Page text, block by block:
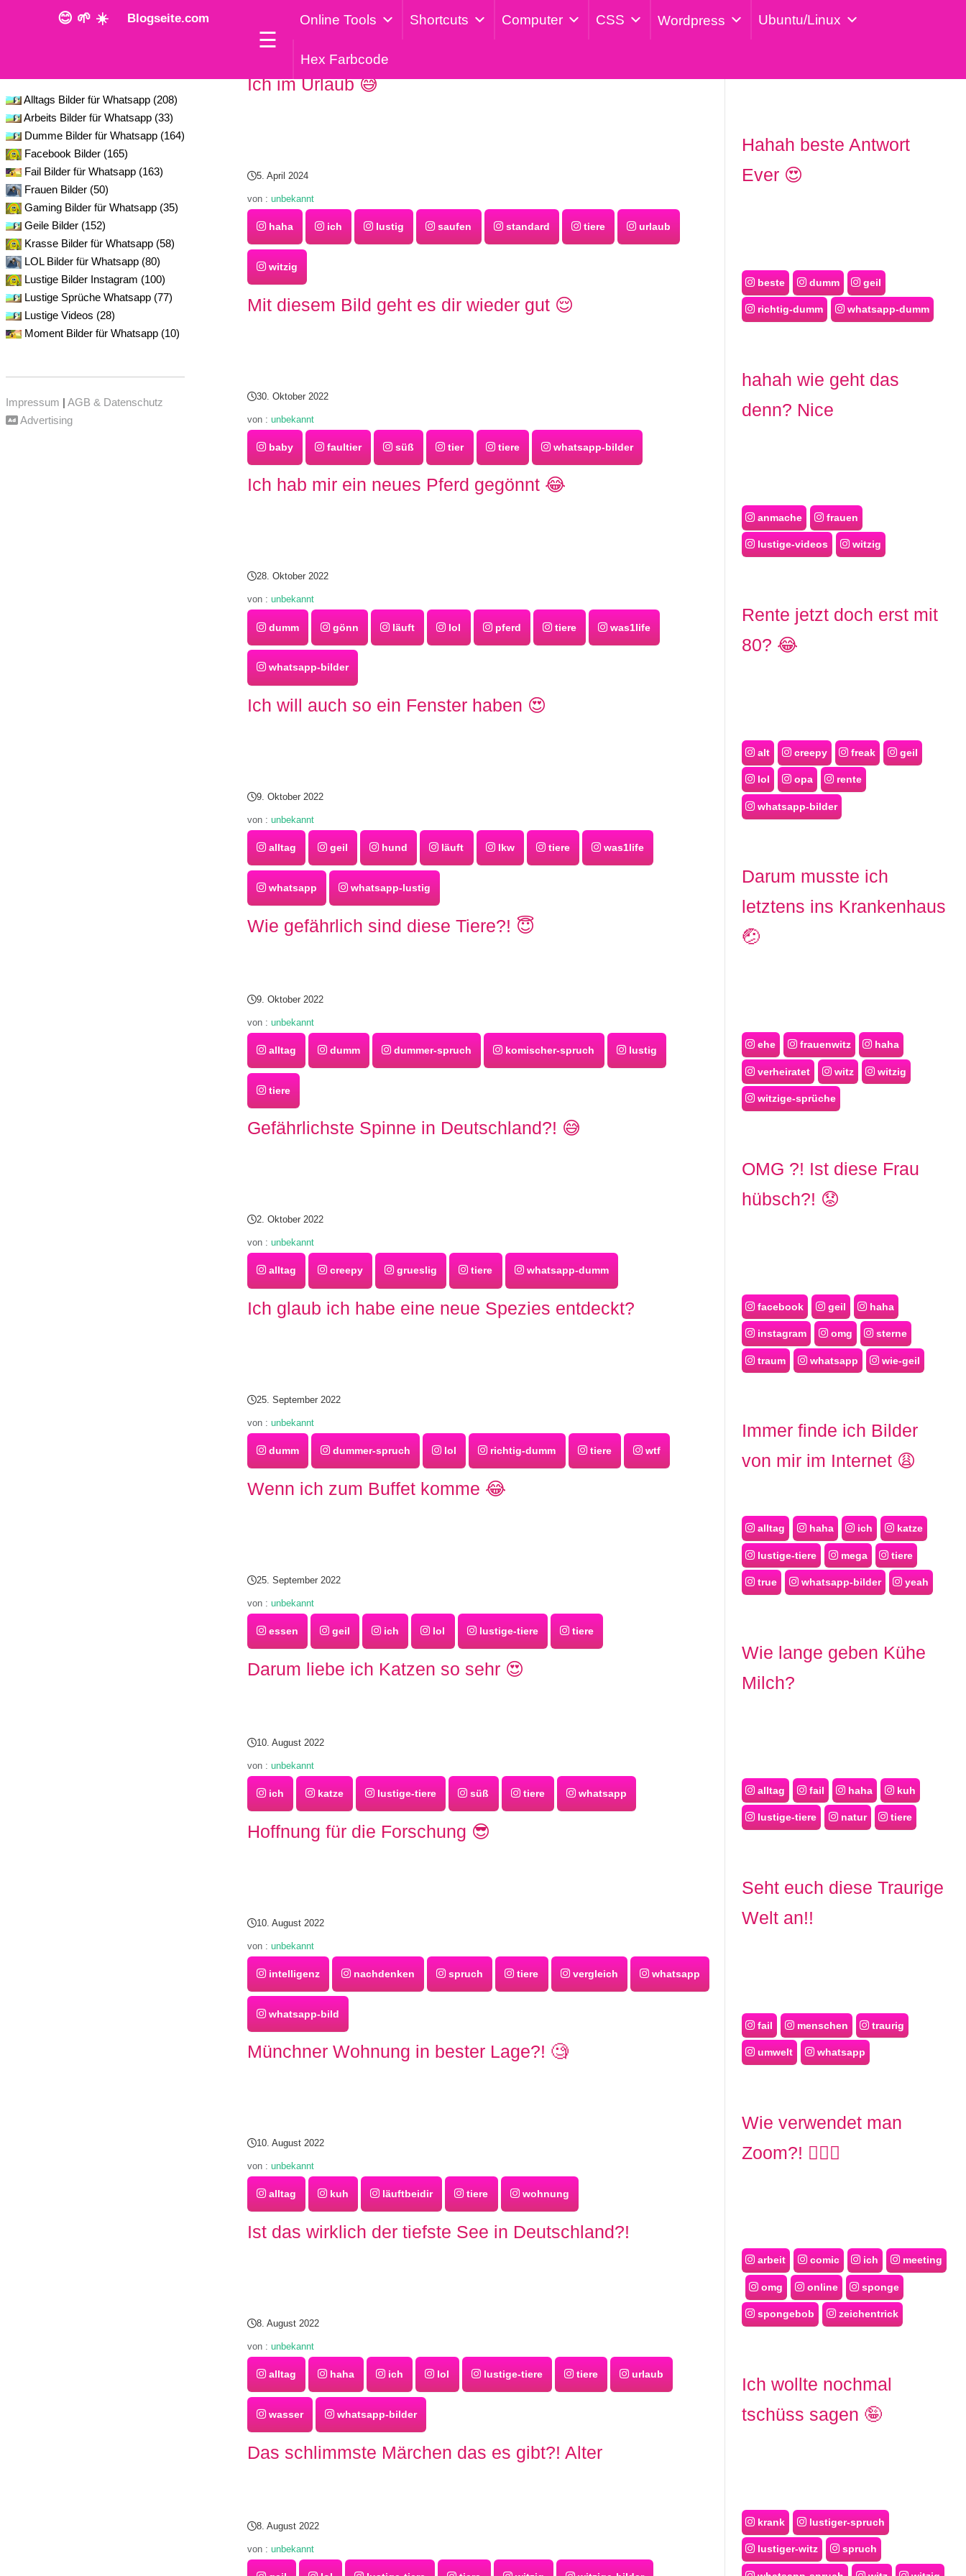
😊 🌱 ☀️ Blogseite.com
☰
Online Tools Shortcuts Computer CSS Wordpress Ubuntu/Linux
Hex Farbcode
Alltags Bilder für Whatsapp (208)
Arbeits Bilder für Whatsapp (33)
Dumme Bilder für Whatsapp (164)
Facebook Bilder (165)
Fail Bilder für Whatsapp (163)
Frauen Bilder (50)
Gaming Bilder für Whatsapp (35)
Geile Bilder (152)
Krasse Bilder für Whatsapp (58)
LOL Bilder für Whatsapp (80)
Lustige Bilder Instagram (100)
Lustige Sprüche Whatsapp (77)
Lustige Videos (28)
Moment Bilder für Whatsapp (10)
Impressum | AGB & Datenschutz
Advertising
Ich im Urlaub 😅
5. April 2024
von : unbekannt
haha ich lustig saufen standard tiere urlaub
witzig
Mit diesem Bild geht es dir wieder gut 😌
30. Oktober 2022
von : unbekannt
baby faultier süß tier tiere whatsapp-bilder
Ich hab mir ein neues Pferd gegönnt 😂
28. Oktober 2022
von : unbekannt
dumm gönn läuft lol pferd tiere was1life
whatsapp-bilder
Ich will auch so ein Fenster haben 😍
9. Oktober 2022
von : unbekannt
alltag geil hund läuft lkw tiere was1life
whatsapp whatsapp-lustig
Wie gefährlich sind diese Tiere?! 😇
9. Oktober 2022
von : unbekannt
alltag dumm dummer-spruch komischer-spruch lustig
tiere
Gefährlichste Spinne in Deutschland?! 😅
2. Oktober 2022
von : unbekannt
alltag creepy grueslig tiere whatsapp-dumm
Ich glaub ich habe eine neue Spezies entdeckt?
25. September 2022
von : unbekannt
dumm dummer-spruch lol richtig-dumm tiere wtf
Wenn ich zum Buffet komme 😂
25. September 2022
von : unbekannt
essen geil ich lol lustige-tiere tiere
Darum liebe ich Katzen so sehr 😍
10. August 2022
von : unbekannt
ich katze lustige-tiere süß tiere whatsapp
Hoffnung für die Forschung 😎
10. August 2022
von : unbekannt
intelligenz nachdenken spruch tiere vergleich whatsapp
whatsapp-bild
Münchner Wohnung in bester Lage?! 🧐
10. August 2022
von : unbekannt
alltag kuh läuftbeidir tiere wohnung
Ist das wirklich der tiefste See in Deutschland?!
8. August 2022
von : unbekannt
alltag haha ich lol lustige-tiere tiere urlaub
wasser whatsapp-bilder
Das schlimmste Märchen das es gibt?! Alter
8. August 2022
von : unbekannt
Hahah beste Antwort
Ever 😍
beste dumm geil
richtig-dumm whatsapp-dumm
hahah wie geht das
denn? Nice
anmache frauen
lustige-videos witzig
Rente jetzt doch erst mit
80? 😂
alt creepy freak geil
lol opa rente
whatsapp-bilder
Darum musste ich
letztens ins Krankenhaus
🤕
ehe frauenwitz haha
verheiratet witz witzig
witzige-sprüche
OMG ?! Ist diese Frau
hübsch?! 😟
facebook geil haha
instagram omg sterne
traum whatsapp wie-geil
Immer finde ich Bilder
von mir im Internet 😩
alltag haha ich katze
lustige-tiere mega tiere
true whatsapp-bilder yeah
Wie lange geben Kühe
Milch?
alltag fail haha kuh
lustige-tiere natur tiere
Seht euch diese Traurige
Welt an!!
fail menschen traurig
umwelt whatsapp
Wie verwendet man
Zoom?! 🙆🏼‍♀️
arbeit comic ich meeting
omg online sponge
spongebob zeichentrick
Ich wollte nochmal
tschüss sagen 🤪
krank lustiger-spruch
lustiger-witz spruch